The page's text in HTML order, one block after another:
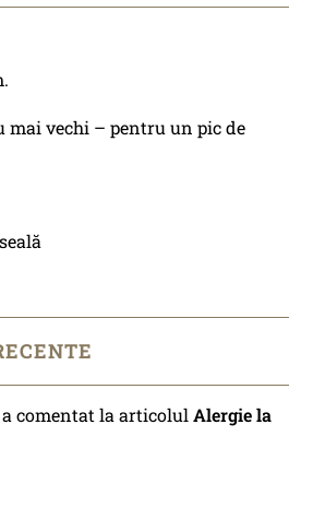
mai vechi – pentru un pic de
a comentat la articolulAlergie la